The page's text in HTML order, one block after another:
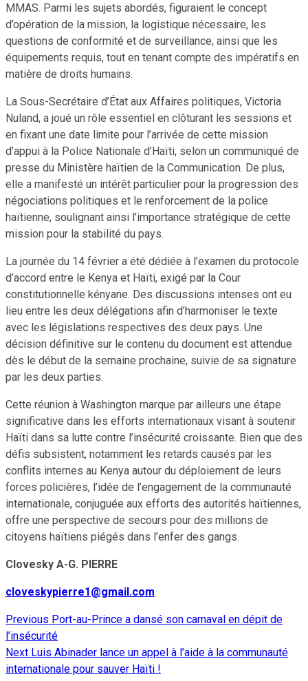
MMAS. Parmi les sujets abordés, figuraient le concept
d’opération de la mission, la logistique nécessaire, les
questions de conformité et de surveillance, ainsi que les
équipements requis, tout en tenant compte des impératifs en
matière de droits humains.
La Sous-Secrétaire d’État aux Affaires politiques, Victoria
Nuland, a joué un rôle essentiel en clôturant les sessions et
en fixant une date limite pour l’arrivée de cette mission
d’appui à la Police Nationale d’Haïti, selon un communiqué de
presse du Ministère haïtien de la Communication. De plus,
elle a manifesté un intérêt particulier pour la progression des
négociations politiques et le renforcement de la police
haïtienne, soulignant ainsi l’importance stratégique de cette
mission pour la stabilité du pays.
La journée du 14 février a été dédiée à l’examen du protocole
d’accord entre le Kenya et Haïti, exigé par la Cour
constitutionnelle kényane. Des discussions intenses ont eu
lieu entre les deux délégations afin d’harmoniser le texte
avec les législations respectives des deux pays. Une
décision définitive sur le contenu du document est attendue
dès le début de la semaine prochaine, suivie de sa signature
par les deux parties.
Cette réunion à Washington marque par ailleurs une étape
significative dans les efforts internationaux visant à soutenir
Haïti dans sa lutte contre l’insécurité croissante. Bien que des
défis subsistent, notamment les retards causés par les
conflits internes au Kenya autour du déploiement de leurs
forces policières, l’idée de l’engagement de la communauté
internationale, conjuguée aux efforts des autorités haïtiennes,
offre une perspective de secours pour des millions de
citoyens haïtiens piégés dans l’enfer des gangs.
Clovesky A-G. PIERRE
cloveskypierre1@gmail.com
Continue
Reading
Previous Port-au-Prince a dansé son carnaval en dépit de
l’insécurité
Next Luis Abinader lance un appel à l’aide à la communauté
internationale pour sauver Haïti !